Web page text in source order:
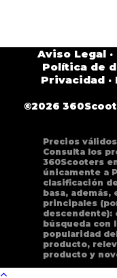
Aviso Legal ·
Política de
Privacidad ·
©2026
Precios
Consulta los
360Scooters
únicamente a
clasificación
basa,
principales
búsqueda con
popularidad
producto,
producto y